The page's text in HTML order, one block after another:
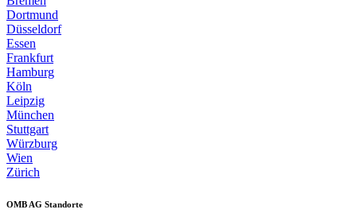
Dortmund
Düsseldorf
Essen
Frankfurt
Hamburg
Köln
Leipzig
München
Stuttgart
Würzburg
Wien
Zürich
OMB AG Standorte